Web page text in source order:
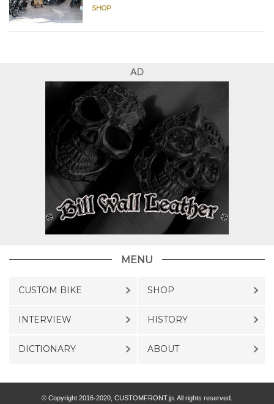
SHOP
AD
MENU
CUSTOM BIKE SHOP
INTERVIEW HISTORY
DICTIONARY ABOUT
© Copyright 2016-2020, CUSTOMFRONT.jp. All rights reserved.